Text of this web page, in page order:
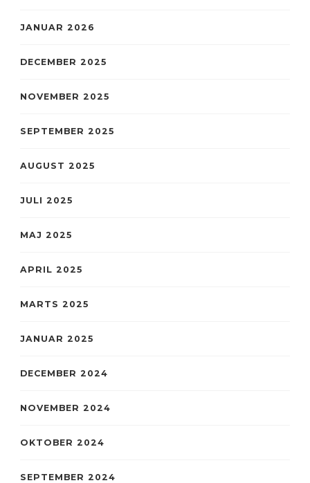
JANUAR 2026
DECEMBER 2025
NOVEMBER 2025
SEPTEMBER 2025
AUGUST 2025
JULI 2025
MAJ 2025
APRIL 2025
MARTS 2025
JANUAR 2025
DECEMBER 2024
NOVEMBER 2024
OKTOBER 2024
SEPTEMBER 2024